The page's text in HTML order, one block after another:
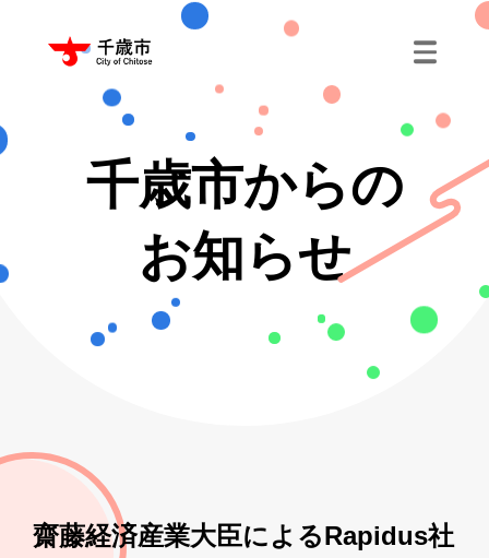
千歳市からの
お知らせ
齋藤経済産業大臣によるRapidus社